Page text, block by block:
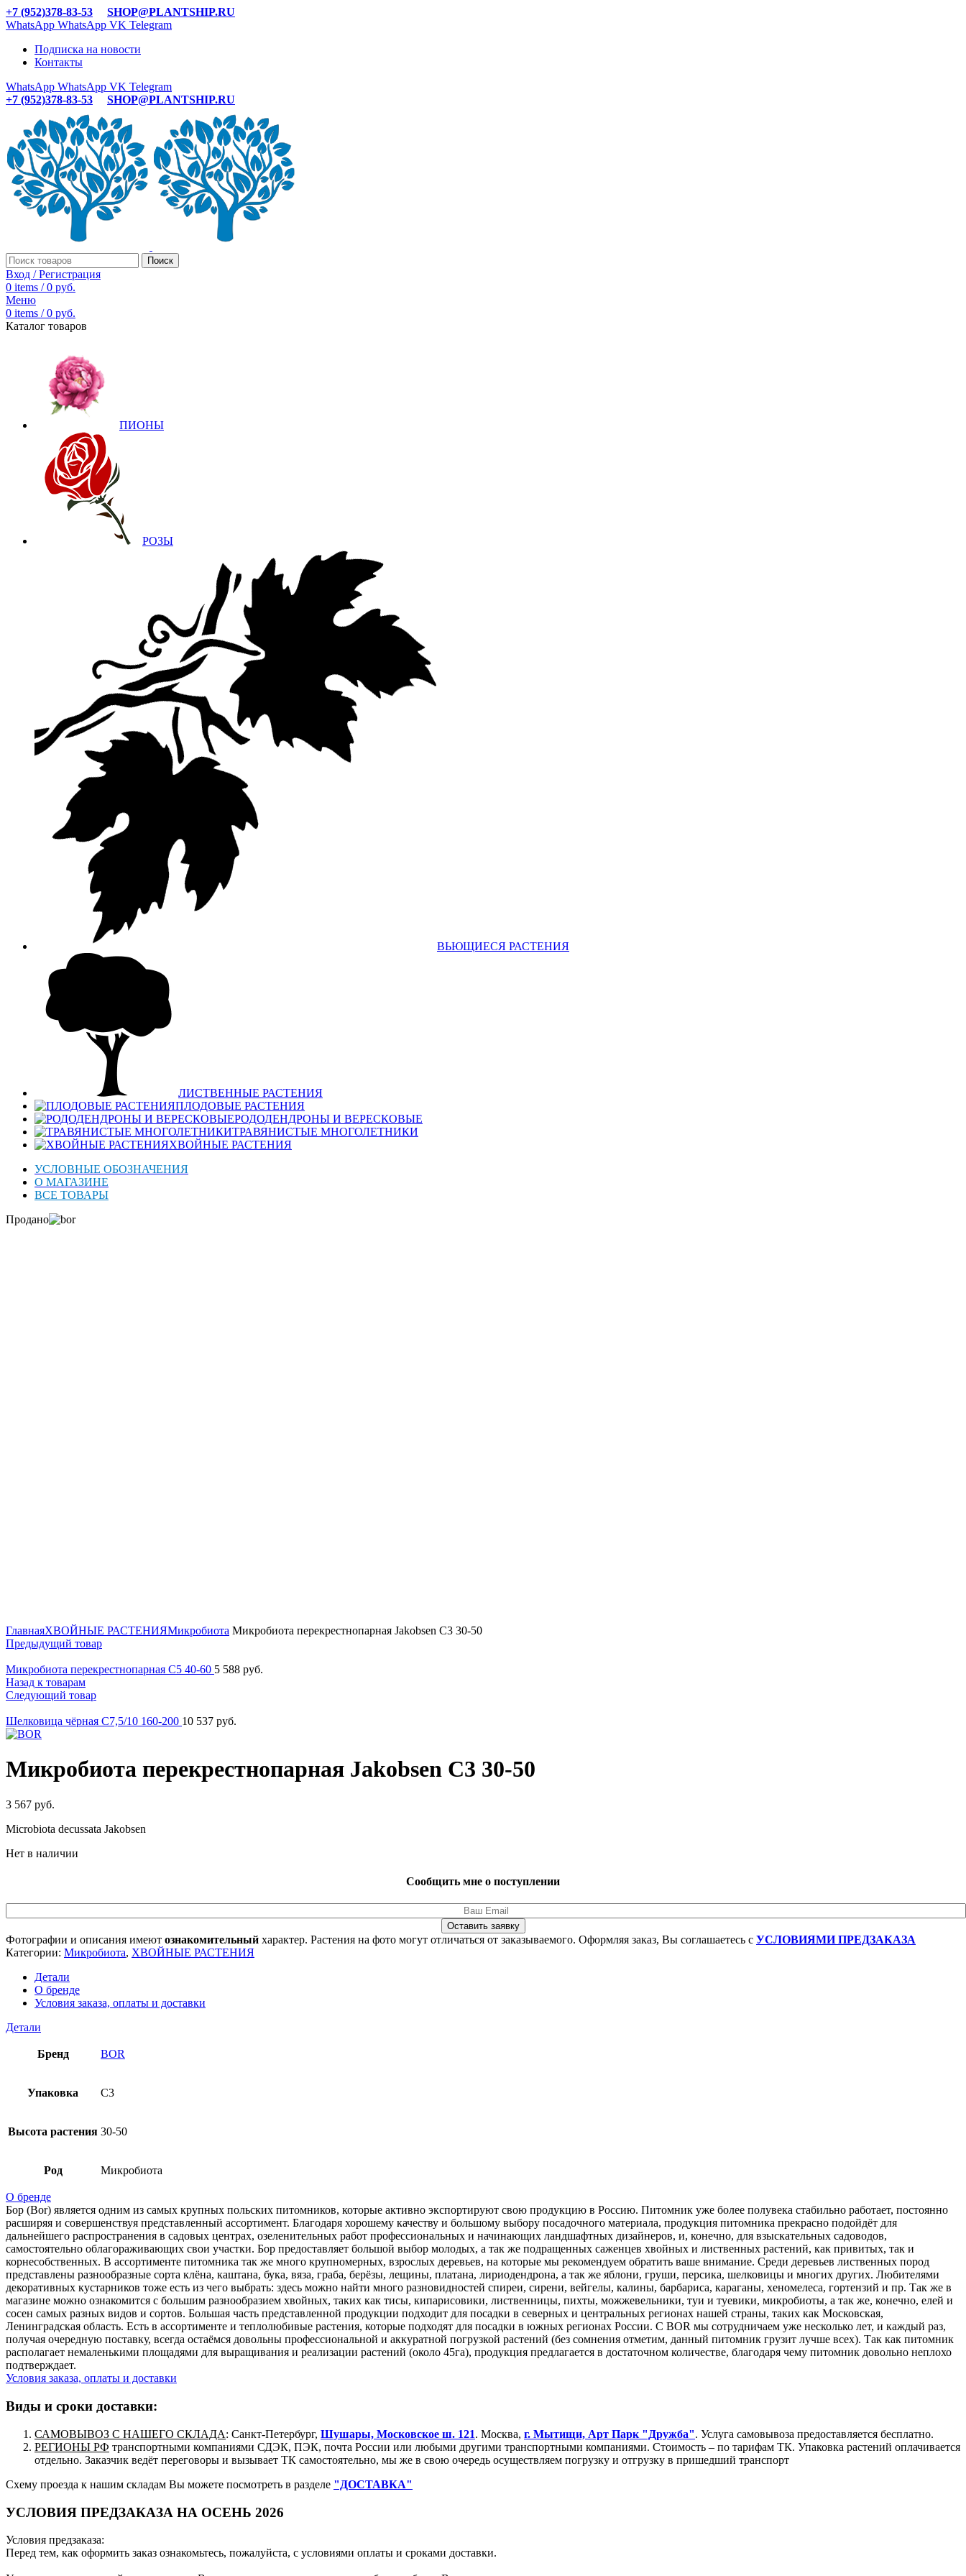
+7 (952)378-83-53
SHOP@PLANTSHIP.RU
WhatsApp WhatsApp VK Telegram
Подписка на новости
Контакты
WhatsApp WhatsApp VK Telegram
+7 (952)378-83-53
SHOP@PLANTSHIP.RU
Поиск
Вход / Регистрация
0 items / 0 руб.
Меню
0 items / 0 руб.
Каталог товаров
ПИОНЫ
РОЗЫ
ВЬЮЩИЕСЯ РАСТЕНИЯ
ЛИСТВЕННЫЕ РАСТЕНИЯ
ПЛОДОВЫЕ РАСТЕНИЯ
РОДОДЕНДРОНЫ И ВЕРЕСКОВЫЕ
ТРАВЯНИСТЫЕ МНОГОЛЕТНИКИ
ХВОЙНЫЕ РАСТЕНИЯ
УСЛОВНЫЕ ОБОЗНАЧЕНИЯ
О МАГАЗИНЕ
ВСЕ ТОВАРЫ
Продано
ГлавнаяХВОЙНЫЕ РАСТЕНИЯМикробиота Микробиота перекрестнопарная Jakobsen C3 30-50
Предыдущий товар
Микробиота перекрестнопарная C5 40-60 5 588 руб.
Назад к товарам
Следующий товар
Шелковица чёрная C7,5/10 160-200 10 537 руб.
Микробиота перекрестнопарная Jakobsen C3 30-50
3 567 руб.
Microbiota decussata Jakobsen
Нет в наличии
Сообщить мне о поступлении
Оставить заявку
Фотографии и описания имеют ознакомительный характер. Растения на фото могут отличаться от заказываемого. Оформляя заказ, Вы соглашаетесь с УСЛОВИЯМИ ПРЕДЗАКАЗА
Категории: Микробиота, ХВОЙНЫЕ РАСТЕНИЯ
Детали
О бренде
Условия заказа, оплаты и доставки
Детали
Бренд BOR
Упаковка C3
Высота растения 30-50
Род Микробиота
О бренде
Бор (Bor) является одним из самых крупных польских питомников, которые активно экспортируют свою продукцию в Россию. Питомник уже более полувека стабильно работает, постоянно
расширяя и совершенствуя представленный ассортимент. Благодаря хорошему качеству и большому выбору посадочного материала, продукция питомника прекрасно подойдёт для
дальнейшего распространения в садовых центрах, озеленительных работ профессиональных и начинающих ландшафтных дизайнеров, и, конечно, для взыскательных садоводов,
самостоятельно облагораживающих свои участки. Бор предоставляет большой выбор молодых, а так же подращенных саженцев хвойных и лиственных растений, как привитых, так и
корнесобственных. В ассортименте питомника так же много крупномерных, взрослых деревьев, на которые мы рекомендуем обратить ваше внимание. Среди деревьев лиственных пород
представлены разнообразные сорта клёна, каштана, бука, вяза, граба, берёзы, лещины, платана, лириодендрона, а так же яблони, груши, персика, шелковицы и многих других. Любителями
декоративных кустарников тоже есть из чего выбрать: здесь можно найти много разновидностей спиреи, сирени, вейгелы, калины, барбариса, караганы, хеномелеса, гортензий и пр. Так же в
магазине можно ознакомится с большим разнообразием хвойных, таких как тисы, кипарисовики, лиственницы, пихты, можжевельники, туи и туевики, микробиоты, а так же, конечно, елей и
сосен самых разных видов и сортов. Большая часть представленной продукции подходит для посадки в северных и центральных регионах нашей страны, таких как Московская,
Ленинградская область. Есть в ассортименте и теплолюбивые растения, которые подходят для посадки в южных регионах России. С BOR мы сотрудничаем уже несколько лет, и каждый раз,
получая очередную поставку, всегда остаёмся довольны профессиональной и аккуратной погрузкой растений (без сомнения отметим, данный питомник грузит лучше всех). Так как питомник
располагает немаленькими площадями для выращивания и реализации растений (около 45га), продукция предлагается в достаточном количестве, благодаря чему питомник довольно неплохо
подтверждает.
Условия заказа, оплаты и доставки
Виды и сроки доставки:
САМОВЫВОЗ С НАШЕГО СКЛАДА: Санкт-Петербург, Шушары, Московское ш. 121. Москва, г. Мытищи, Арт Парк "Дружба". Услуга самовывоза предоставляется бесплатно.
РЕГИОНЫ РФ транспортными компаниями СДЭК, ПЭК, почта России или любыми другими транспортными компаниями. Стоимость – по тарифам ТК. Упаковка растений оплачивается
отдельно. Заказчик ведёт переговоры и вызывает ТК самостоятельно, мы же в свою очередь осуществляем погрузку и отгрузку в пришедший транспорт
Схему проезда к нашим складам Вы можете посмотреть в разделе "ДОСТАВКА"
УСЛОВИЯ ПРЕДЗАКАЗА НА ОСЕНЬ 2026
Условия предзаказа:
Перед тем, как оформить заказ ознакомьтесь, пожалуйста, с условиями оплаты и сроками доставки.